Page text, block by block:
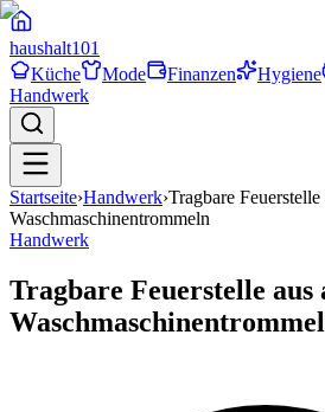
haushalt101
Küche
Mode Finanzen Hygiene
Handwerk
Startseite›Handwerk›Tragbare Feuerstelle
Waschmaschinentrommeln
Handwerk
Tragbare Feuerstelle aus